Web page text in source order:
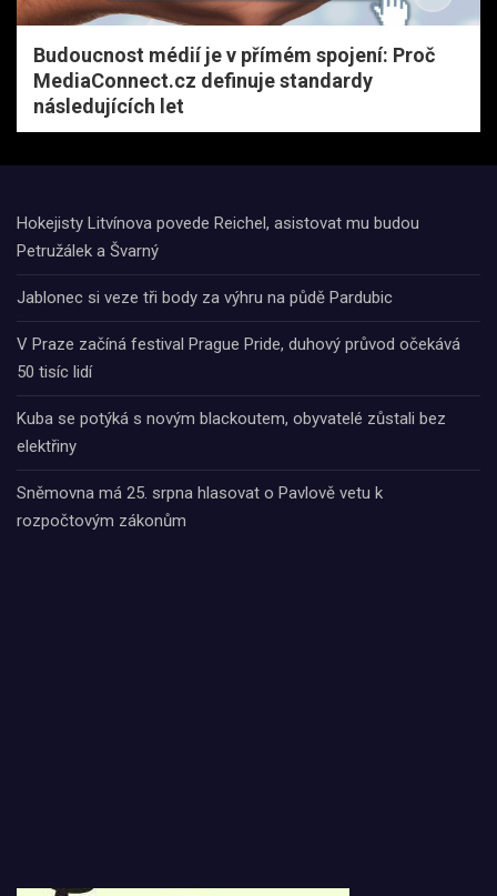
Budoucnost médií je v přímém spojení: Proč
MediaConnect.cz definuje standardy
následujících let
Hokejisty Litvínova povede Reichel, asistovat mu budou
Petružálek a Švarný
Jablonec si veze tři body za výhru na půdě Pardubic
V Praze začíná festival Prague Pride, duhový průvod očekává
50 tisíc lidí
Kuba se potýká s novým blackoutem, obyvatelé zůstali bez
elektřiny
Sněmovna má 25. srpna hlasovat o Pavlově vetu k
rozpočtovým zákonům